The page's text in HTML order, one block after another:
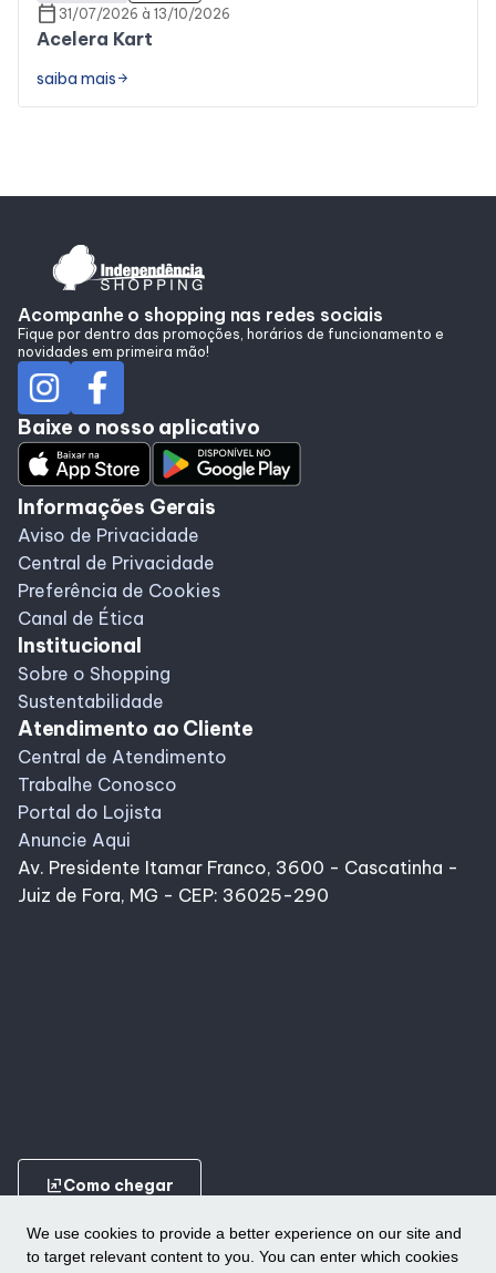
We use cookies to provide a better experience on our site and
to target relevant content to you. You can enter which cookies
Acelera Kart
calendar_today 31/07/2026 à 13/10/2026
saiba mais arrow_forward
Acompanhe o shopping nas redes sociais
Fique por dentro das promoções, horários de funcionamento e
novidades em primeira mão!
Baixe o nosso aplicativo
Informações Gerais
Aviso de Privacidade
Central de Privacidade
Preferência de Cookies
Canal de Ética
Institucional
Sobre o Shopping
Sustentabilidade
Atendimento ao Cliente
Central de Atendimento
Trabalhe Conosco
Portal do Lojista
Anuncie Aqui
Av. Presidente Itamar Franco, 3600 - Cascatinha -
Juiz de Fora, MG - CEP: 36025-290
ungroupComo chegar